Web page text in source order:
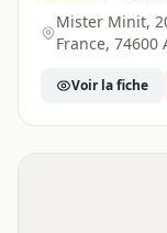
Mister Minit,
France, 74600
Voir la fiche